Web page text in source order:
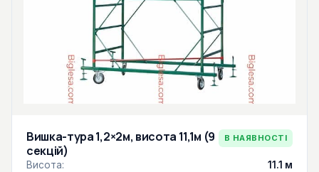
Вишка-тура 1,2×2м, висота 11,1м (9
секцій)
В НАЯВНОСТІ
Висота:
11.1 м